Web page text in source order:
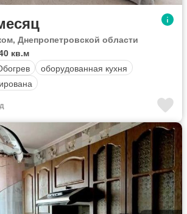
Днепропетровской области
кв.м
оборудованная кухня